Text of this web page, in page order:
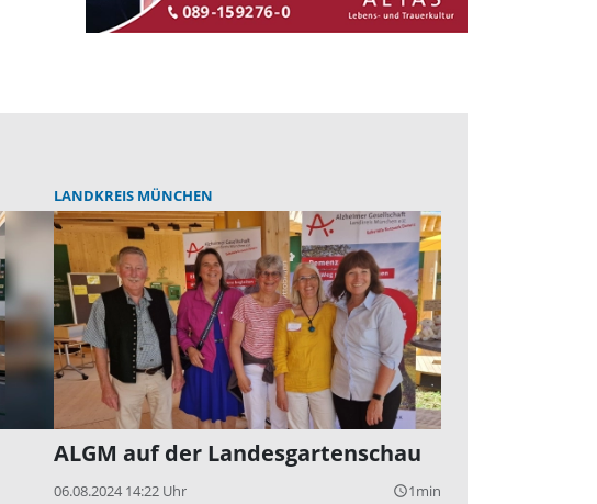
LANDKREIS MÜNCHEN
ALGM auf der Landesgartenschau
06.08.2024 14:22 Uhr query_builder1min